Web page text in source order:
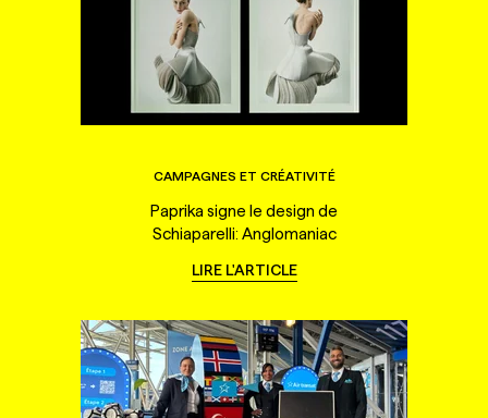
CAMPAGNES ET CRÉATIVITÉ
Paprika signe le design de
Schiaparelli: Anglomaniac
LIRE L'ARTICLE